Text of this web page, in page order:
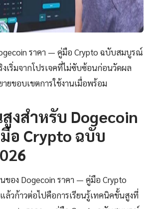
ราคา — คู่มือ Crypto ฉบับสมบูรณ์
งเริ่มจากโปรเจคที่ไม่ซับซ้อนก่อนวัดผล
ยขอบเขตการใช้งานเมื่อพร้อม
งสำหรับ Dogecoin
อ Crypto ฉบับ
ของ Dogecoin ราคา — คู่มือ Crypto
วก้าวต่อไปคือการเรียนรู้เทคนิคขั้นสูงที่